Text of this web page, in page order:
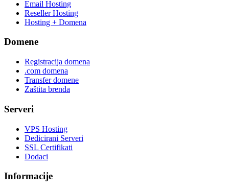
Email Hosting
Reseller Hosting
Hosting + Domena
Domene
Registracija domena
.com domena
Transfer domene
Zaštita brenda
Serveri
VPS Hosting
Dedicirani Serveri
SSL Certifikati
Dodaci
Informacije